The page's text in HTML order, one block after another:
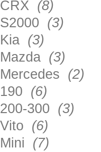
CRX (8)
S2000 (3)
Kia (3)
Mazda (3)
Mercedes (2)
190 (6)
200-300 (3)
Vito (6)
Mini (7)